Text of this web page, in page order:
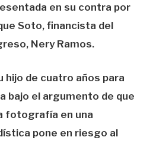
en su contra por
Soto, financista del
Nery Ramos.
hijo de cuatro años para
bajo el argumento de que
fotografía en una
pone en riesgo al